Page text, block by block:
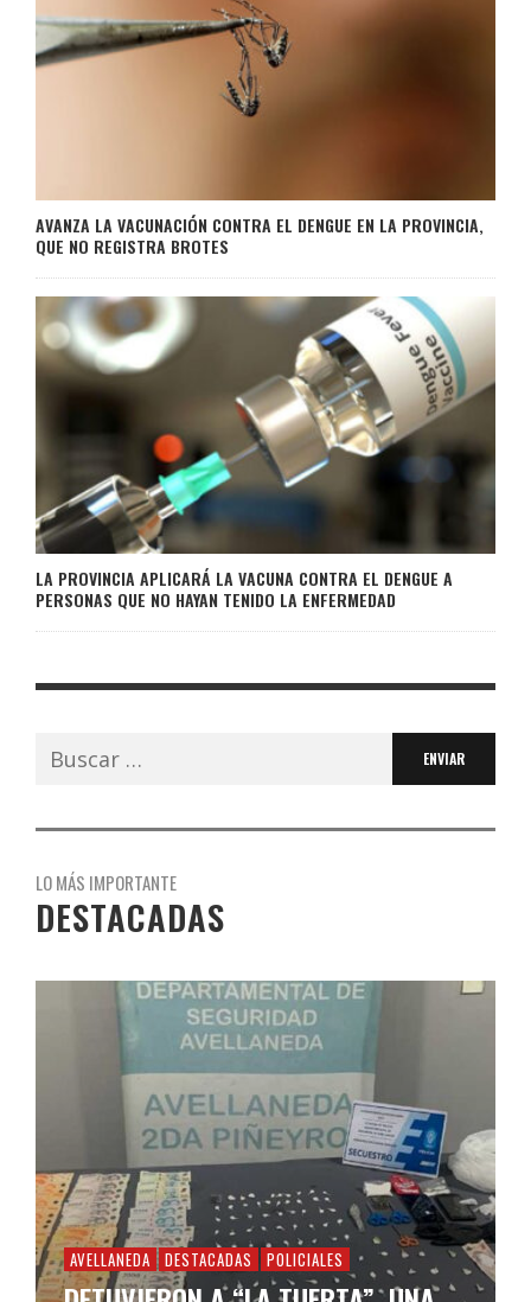
AVANZA LA VACUNACIÓN CONTRA EL DENGUE EN LA PROVINCIA,
QUE NO REGISTRA BROTES
LA PROVINCIA APLICARÁ LA VACUNA CONTRA EL DENGUE A
PERSONAS QUE NO HAYAN TENIDO LA ENFERMEDAD
Buscar:
LO MÁS IMPORTANTE
DESTACADAS
AVELLANEDA DESTACADAS POLICIALES